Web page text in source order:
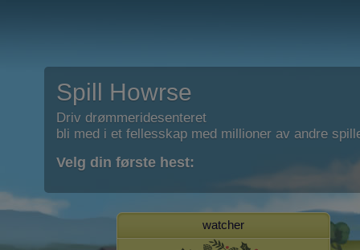
Spill Howrse
Driv drømmeridesenteret
bli med i et fellesskap med millioner av andre
Velg din første hest:
watcher